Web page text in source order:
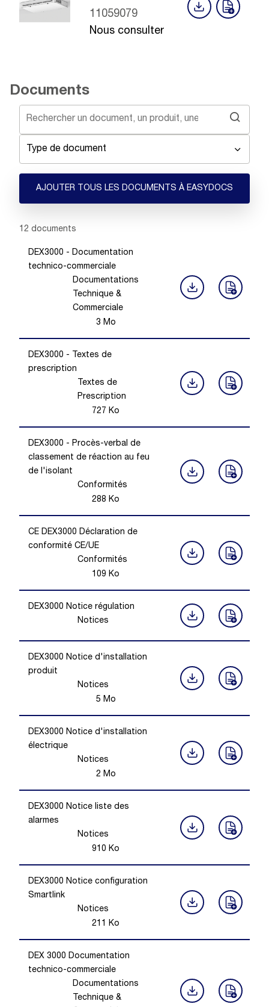
11059079
Nous consulter
Documents
Type de document
AJOUTER TOUS LES DOCUMENTS À EASYDOCS
Showing 1 -12
12 documents
DEX3000 - Documentation
technico-commerciale
Documentations
Technique &
Commerciale
3 Mo
DEX3000 - Textes de
prescription
Textes de
Prescription
727 Ko
DEX3000 - Procès-verbal de
classement de réaction au feu
de l'isolant
Conformités
288 Ko
CE DEX3000 Déclaration de
conformité CE/UE
Conformités
109 Ko
DEX3000 Notice régulation
Notices
DEX3000 Notice d'installation
produit
Notices
5 Mo
DEX3000 Notice d'installation
électrique
Notices
2 Mo
DEX3000 Notice liste des
alarmes
Notices
910 Ko
DEX3000 Notice configuration
Smartlink
Notices
211 Ko
DEX 3000 Documentation
technico-commerciale
Documentations
Technique &